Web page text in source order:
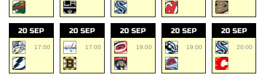
20 SEP
17:00
20 SEP
17:00
20 SEP
19:00
20 SEP
19:00
20 SEP
20:00